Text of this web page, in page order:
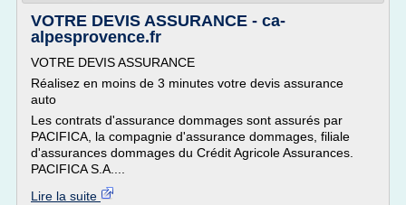
VOTRE DEVIS ASSURANCE - ca-
alpesprovence.fr
VOTRE DEVIS ASSURANCE
Réalisez en moins de 3 minutes votre devis assurance
auto
Les contrats d'assurance dommages sont assurés par
PACIFICA, la compagnie d'assurance dommages, filiale
d'assurances dommages du Crédit Agricole Assurances.
PACIFICA S.A....
Lire la suite